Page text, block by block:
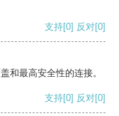
支持[0] 反对[0]
和最高安全性的连接。
支持[0] 反对[0]